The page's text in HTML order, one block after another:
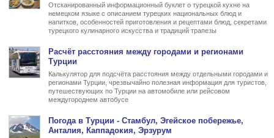
Отсканированный информационный буклет о турецкой кухне на
немецком языке с описанием турецких национальных блюд и
напитков, особенностей приготовления и рецептами блюд, секретами
турецкого кулинарного искусства и традиций трапезы
Расчёт расстояния между городами и регионами
Турции
Калькулятор для подсчёта расстояния между отдельными городами и
регионами Турции, чрезвычайно полезная информация для туристов,
путешествующих по Турции на автомобиле или рейсовом
междугороднем автобусе
Погода в Турции - Стамбул, Эгейское побережье,
Анталия, Каппадокия, Эрзурум